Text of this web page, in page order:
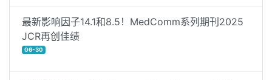
最新影响因子14.1和8.5！MedComm系列期刊2025
JCR再创佳绩
06-30